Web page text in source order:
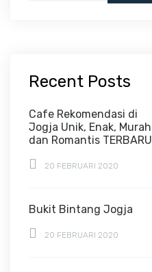
Recent Posts
Cafe Rekomendasi di
Jogja Unik, Enak, Murah
dan Romantis TERBARU
20 FEBRUARI 2020
Bukit Bintang Jogja
20 FEBRUARI 2020